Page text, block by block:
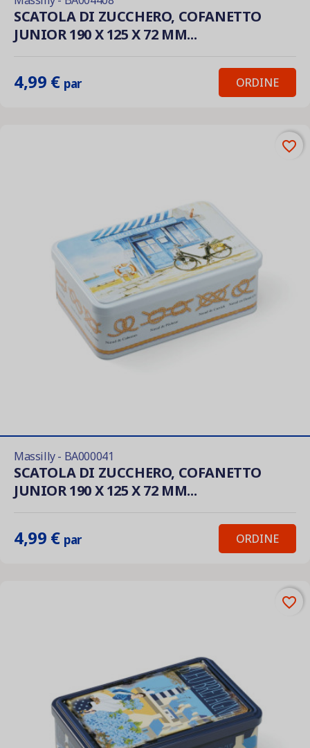
SCATOLA DI ZUCCHERO, COFANETTO
JUNIOR 190 X 125 X 72 MM...
4,99 € par ORDINE
Massilly - BA000041
SCATOLA DI ZUCCHERO, COFANETTO
JUNIOR 190 X 125 X 72 MM...
4,99 € par ORDINE
favorite_border
favorite_border